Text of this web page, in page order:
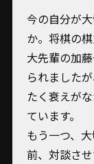
今の自分が
か。将棋の
大先輩の加
られました
たく衰えが
ています。
もう一つ、
前、対談さ